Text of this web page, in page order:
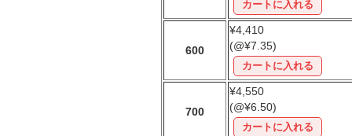
600
¥4,410
(@¥7.35)
700
¥4,550
(@¥6.50)